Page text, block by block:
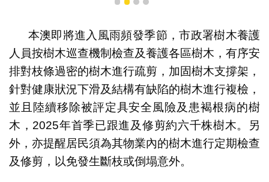
1 2 3 4
本澳即將進入風雨頻發季節，市政署樹木養護
人員按樹木巡查機制檢查及養護各區樹木，有序安
排對枝條過密的樹木進行疏剪，加固樹木支撐架，
針對健康狀況下滑及結構有缺陷的樹木進行複檢，
並且陸續移除被評定具安全風險及患褐根病的樹
木，2025年首季已跟進及修剪約六千株樹木。另
外，亦提醒居民須為其物業內的樹木進行定期檢查
及修剪，以免發生斷枝或倒塌意外。